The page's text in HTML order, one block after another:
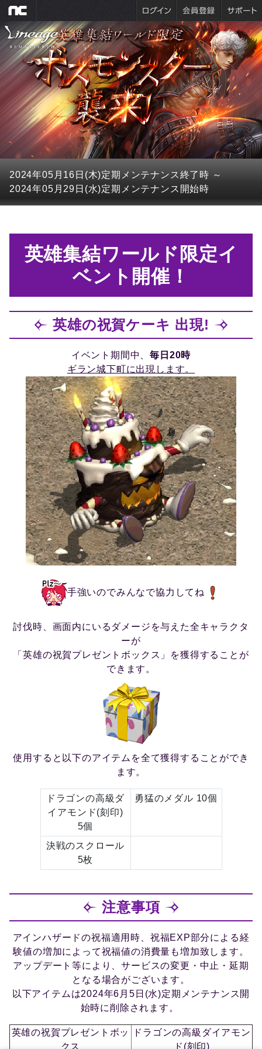
2024年05月16日(木)定期メンテナンス終了時 ～
2024年05月29日(水)定期メンテナンス開始時
英雄集結ワールド限定イ
ベント開催！
英雄の祝賀ケーキ 出現!
イベント期間中、毎日20時
ギラン城下町に出現します。
手強いのでみんなで協力してね
討伐時、画面内にいるダメージを与えた全キャラクタ
ーが
「英雄の祝賀プレゼントボックス」を獲得することが
できます。
使用すると以下のアイテムを全て獲得することができ
ます。
ドラゴンの高級ダ
イアモンド(刻印)
5個
勇猛のメダル 10個
決戦のスクロール
5枚
注意事項
アインハザードの祝福適用時、祝福EXP部分による経
験値の増加によって祝福値の消費量も増加致します。
アップデート等により、サービスの変更・中止・延期
となる場合がございます。
以下アイテムは2024年6月5日(水)定期メンテナンス開
始時に削除されます。
英雄の祝賀プレゼントボッ
クス
ドラゴンの高級ダイアモン
ド(刻印)